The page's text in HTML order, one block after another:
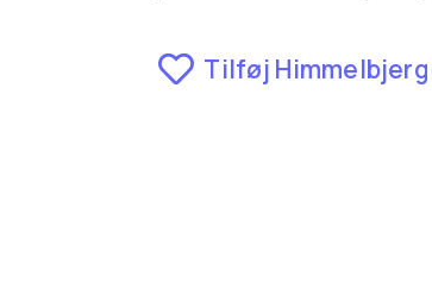
Tilføj